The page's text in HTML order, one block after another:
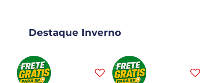
Destaque Inverno